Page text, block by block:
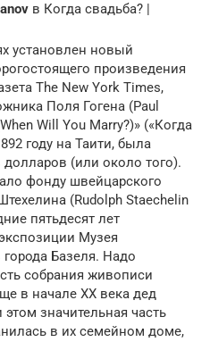
в Когда свадьба? |
установлен новый
произведения
The New York Times,
Поля Гогена (Paul
Will You Marry?)» («Когда
году на Таити, была
(или около того).
фонду швейцарского
(Rudolph Staechelin
пятьдесят лет
Музея
города Базеля. Надо
собрания живописи
в начале XX века дед
значительная часть
в их семейном доме,